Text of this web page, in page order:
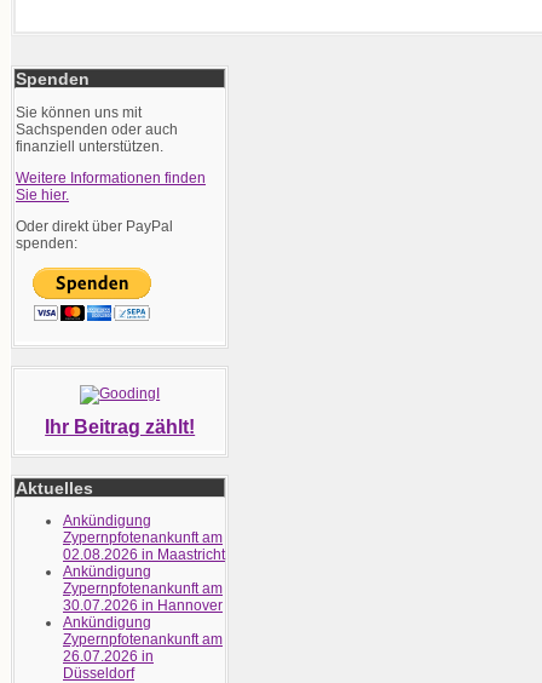
Spenden
Sie können uns mit
Sachspenden oder auch
finanziell unterstützen.
Weitere Informationen finden
Sie hier.
Oder direkt über PayPal
spenden:
Ihr Beitrag zählt!
Aktuelles
Ankündigung
Zypernpfotenankunft am
02.08.2026 in Maastricht
Ankündigung
Zypernpfotenankunft am
30.07.2026 in Hannover
Ankündigung
Zypernpfotenankunft am
26.07.2026 in
Düsseldorf